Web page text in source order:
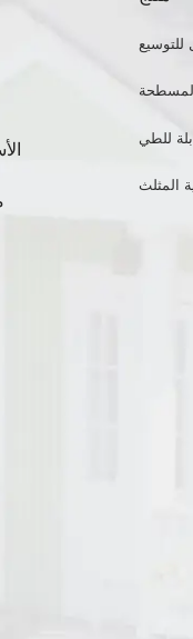
للتوسيع
للطي
المثلث